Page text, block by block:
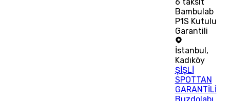
Bambulab
P1S Kutulu
Garantili
İstanbul,
Kadıköy
ŞİŞLİ
SPOTTAN
GARANTİLİ